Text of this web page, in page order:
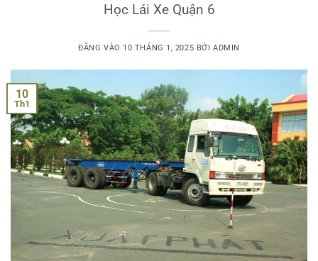
Học Lái Xe Quận 6
ĐĂNG VÀO 10 THÁNG 1, 2025 BỞI ADMIN
10
Th1